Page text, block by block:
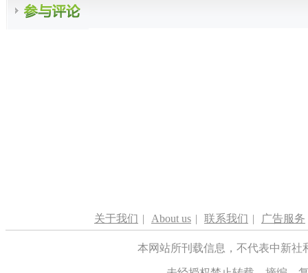
关于我们 | About us | 联系我们 | 广告服务
本网站所刊载信息，不代表中新